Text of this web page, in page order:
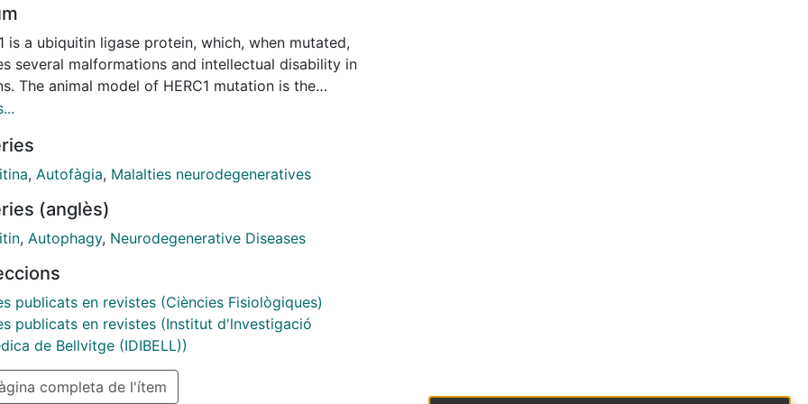
is a ubiquitin ligase protein, which, when mutated,
several malformations and intellectual disability in
The animal model of HERC1 mutation is the
tambaleante characterized by: (1) overproduction
(3) dysregulation of autophagy in spinal cord
and CA3 and neocortical pyramidal
spinogenesis and absence of LTP in the lateral
and, (5) motor impairment due to delayed
efficiency and altered myelination in the
nervous system. To investigate the putative
HERC1 in the presynaptic dynamics we have
a series of experiments in cultured
hippocampal neurons by using transmission
microscopy, FM1-43 destaining and
, Autofàgia, Malalties neurodegeneratives
(anglès)
, Autophagy, Neurodegenerative Diseases
publicats en revistes (Ciències Fisiològiques)
publicats en revistes (Institut d'lnvestigació
de Bellvitge (IDIBELL))
completa de l'ítem